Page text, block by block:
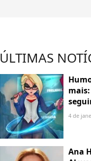
ÚLTIMAS
4 de
Ana